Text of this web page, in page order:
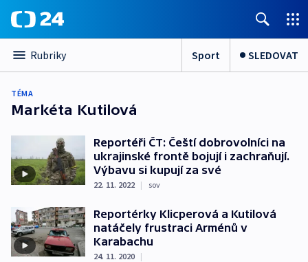
Rubriky Sport SLEDOVAT
TÉMA
Markéta Kutilová
Reportéři ČT: Čeští dobrovolníci na
ukrajinské frontě bojují i zachraňují.
Výbavu si kupují za své
22. 11. 2022 | sov
Reportérky Klicperová a Kutilová
natáčely frustraci Arménů v
Karabachu
24. 11. 2020 |